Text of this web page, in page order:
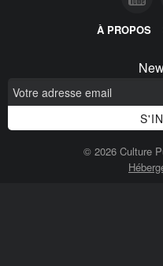
À PROPOS
© 2026 Culture